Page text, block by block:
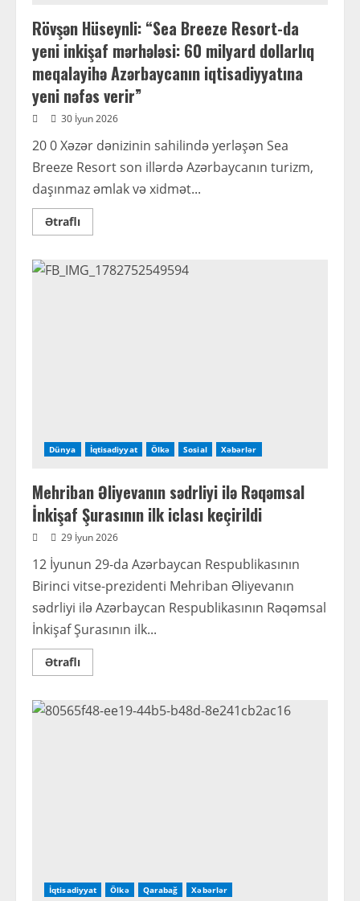
Rövşən Hüseynli: “Sea Breeze Resort-da
yeni inkişaf mərhələsi: 60 milyard dollarlıq
meqalayihə Azərbaycanın iqtisadiyyatına
yeni nəfəs verir”
30 İyun 2026
20 0 Xəzər dənizinin sahilində yerləşən Sea
Breeze Resort son illərdə Azərbaycanın turizm,
daşınmaz əmlak və xidmət...
ƏtraflıRead
more
Hüseynli:
“Sea
verir”
Dünya İqtisadiyyat Ölkə Sosial Xəbərlər
Mehriban Əliyevanın sədrliyi ilə Rəqəmsal
İnkişaf Şurasının ilk iclası keçirildi
29 İyun 2026
12 İyunun 29-da Azərbaycan Respublikasının
Birinci vitse-prezidenti Mehriban Əliyevanın
sədrliyi ilə Azərbaycan Respublikasının Rəqəmsal
İnkişaf Şurasının ilk...
ƏtraflıRead
more
Əliyevanın
sədrliyi
İqtisadiyyat Ölkə Qarabağ Xəbərlər